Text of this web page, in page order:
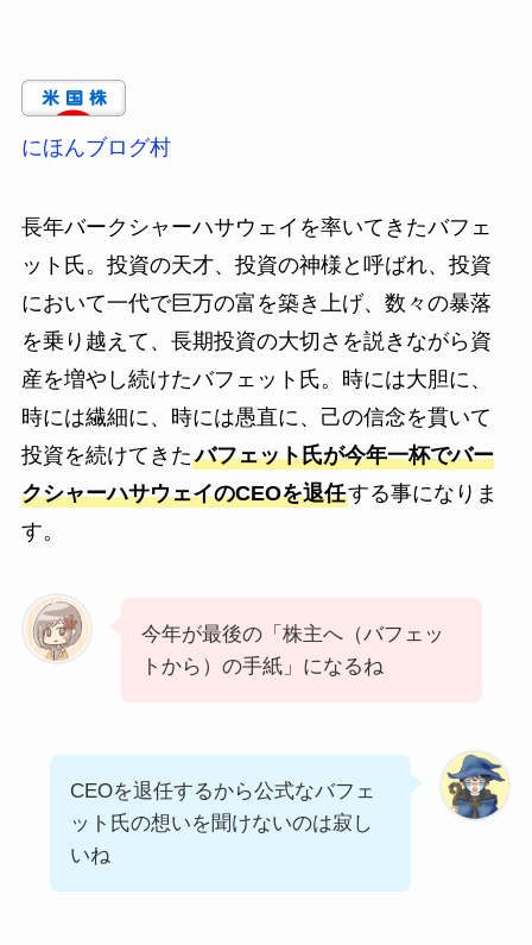
にほんブログ村
長年バークシャーハサウェイを率いてきたバフェ
ット氏。投資の天才、投資の神様と呼ばれ、投資
において一代で巨万の富を築き上げ、数々の暴落
を乗り越えて、長期投資の大切さを説きながら資
産を増やし続けたバフェット氏。時には大胆に、
時には繊細に、時には愚直に、己の信念を貫いて
投資を続けてきたバフェット氏が今年一杯でバー
クシャーハサウェイのCEOを退任する事になりま
す。
今年が最後の「株主へ（バフェッ
トから）の手紙」になるね
CEOを退任するから公式なバフェ
ット氏の想いを聞けないのは寂し
いね